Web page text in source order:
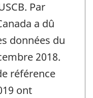
Par
a dû
données du
2018.
référence
ont